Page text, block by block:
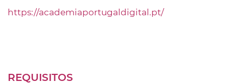
https://academiaportugaldigital.pt/
REQUISITOS